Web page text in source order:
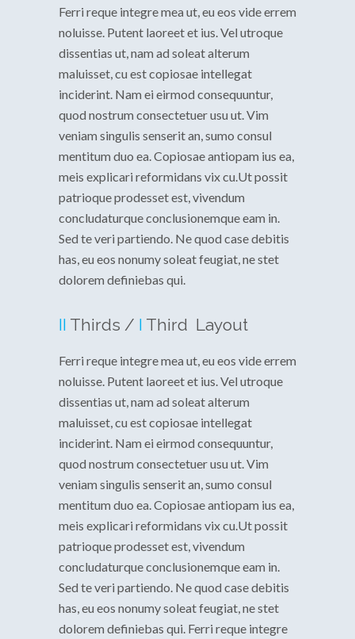
Ferri reque integre mea ut, eu eos vide errem
noluisse. Putent laoreet et ius. Vel utroque
dissentias ut, nam ad soleat alterum
maluisset, cu est copiosae intellegat
inciderint. Nam ei eirmod consequuntur,
quod nostrum consectetuer usu ut. Vim
veniam singulis senserit an, sumo consul
mentitum duo ea. Copiosae antiopam ius ea,
meis explicari reformidans vix cu.Ut possit
patrioque prodesset est, vivendum
concludaturque conclusionemque eam in.
Sed te veri partiendo. Ne quod case debitis
has, eu eos nonumy soleat feugiat, ne stet
dolorem definiebas qui.
II Thirds / I Third Layout
Ferri reque integre mea ut, eu eos vide errem
noluisse. Putent laoreet et ius. Vel utroque
dissentias ut, nam ad soleat alterum
maluisset, cu est copiosae intellegat
inciderint. Nam ei eirmod consequuntur,
quod nostrum consectetuer usu ut. Vim
veniam singulis senserit an, sumo consul
mentitum duo ea. Copiosae antiopam ius ea,
meis explicari reformidans vix cu.Ut possit
patrioque prodesset est, vivendum
concludaturque conclusionemque eam in.
Sed te veri partiendo. Ne quod case debitis
has, eu eos nonumy soleat feugiat, ne stet
dolorem definiebas qui. Ferri reque integre